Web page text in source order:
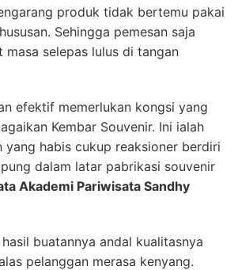
produk tidak bertemu pakai
Sehingga pemesan saja
masa selepas lulus di tangan
efektif memerlukan kongsi yang
Kembar Souvenir. Ini ialah
yang habis cukup reaksioner berdiri
dalam latar pabrikasi souvenir
Akademi Pariwisata Sandhy
buatannya andal kualitasnya
pelanggan merasa kenyang.